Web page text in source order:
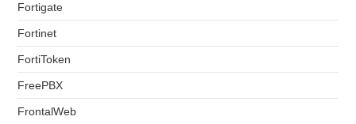
Fortigate
Fortinet
FortiToken
FreePBX
FrontalWeb